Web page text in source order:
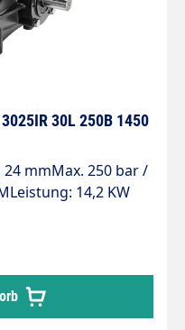
30L 250B 1450
24 mmMax. 250 bar /
14,2 KW